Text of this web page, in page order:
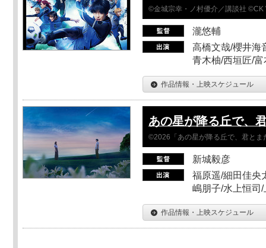
©金城宗幸・ノ村優介／講談社 ©CK
瀧悠輔
高橋文哉/櫻井海
青木柚/西垣匠/
作品情報・上映スケジュール
あの星が降る丘で、
©2026「あの星が降る丘で、君とま
新城毅彦
福原遥/細田佳央
嶋朋子/水上恒司
作品情報・上映スケジュール